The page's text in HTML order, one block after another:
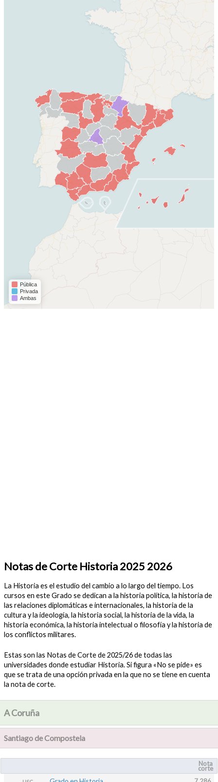
Pública
Privada
Ambas
Notas de Corte Historia 2025 2026
La Historia es el estudio del cambio a lo largo del tiempo. Los
cursos en este Grado se dedican a la historia política, la historia de
las relaciones diplomáticas e internacionales, la historia de la
cultura y la ideología, la historia social, la historia de la vida, la
historia económica, la historia intelectual o filosofía y la historia de
los conflictos militares.
Estas son las Notas de Corte de 2025/26 de todas las
universidades donde estudiar Historia. Si figura «No se pide» es
que se trata de una opción privada en la que no se tiene en cuenta
la nota de corte.
A Coruña
Santiago de Compostela
Nota
corte